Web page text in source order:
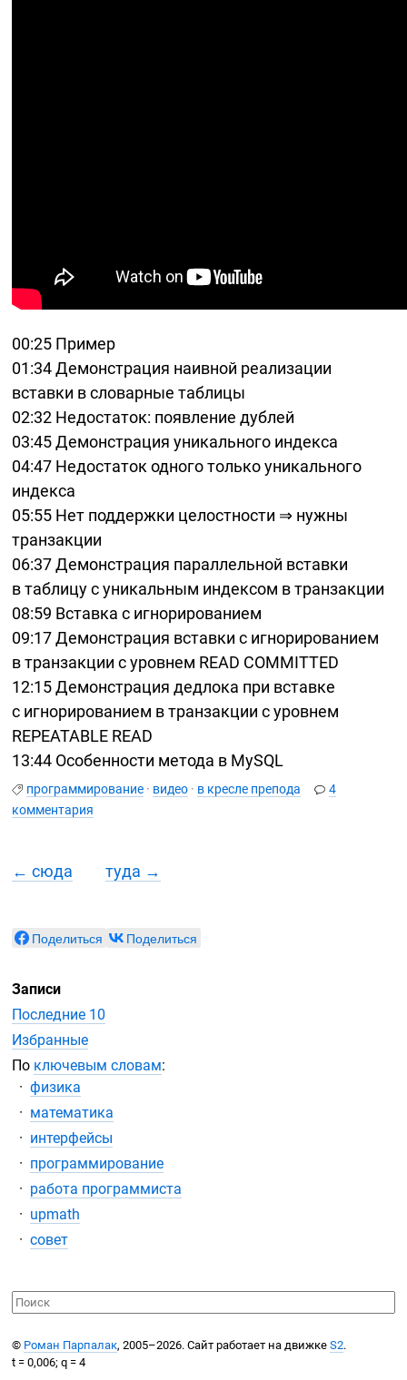
00:25 Пример
01:34Демонстрация наивной реализации
вставки в словарные таблицы
02:32 Недостаток: появление дублей
03:45Демонстрация уникального индекса
04:47 Недостаток одного только уникального
индекса
05:55 Нет поддержки целостности ⇒ нужны
транзакции
06:37Демонстрация параллельной вставки
в таблицу с уникальным индексом в транзакции
08:59 Вставка с игнорированием
09:17Демонстрация вставки с игнорированием
в транзакции с уровнем READ COMMITTED
12:15Демонстрация дедлока при вставке
с игнорированием в транзакции с уровнем
REPEATABLE READ
13:44 Особенности метода в MySQL
программирование · видео · в кресле препода
4
комментария
← сюда туда →
Поделиться Поделиться
Записи
Последние 10
Избранные
По ключевым словам:
физика
математика
интерфейсы
программирование
работа программиста
upmath
совет
© Роман Парпалак, 2005–2026. Сайт работает на движкеS2.
t = 0,006; q = 4